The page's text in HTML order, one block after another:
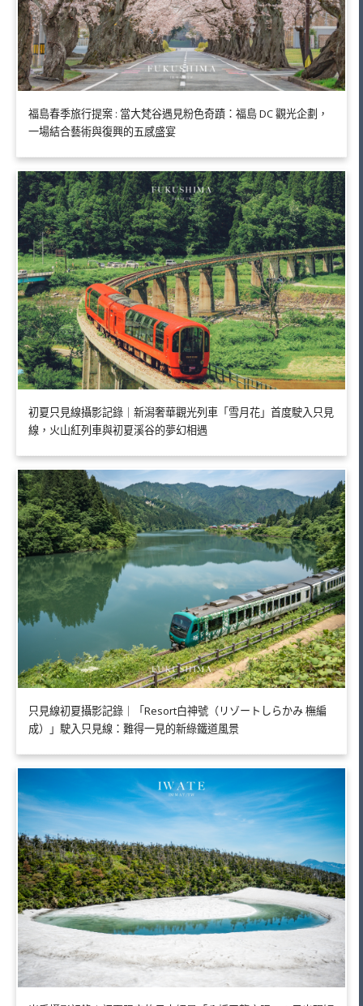
福島春季旅行提案 : 當大梵谷遇見粉色奇蹟：福島 DC 觀光企劃，
一場結合藝術與復興的五感盛宴
初夏只見線攝影記錄｜新潟奢華觀光列車「雪月花」首度駛入只見
線，火山紅列車與初夏溪谷的夢幻相遇
只見線初夏攝影記錄｜「Resort白神號（リゾートしらかみ 橅編
成）」駛入只見線：難得一見的新綠鐵道風景